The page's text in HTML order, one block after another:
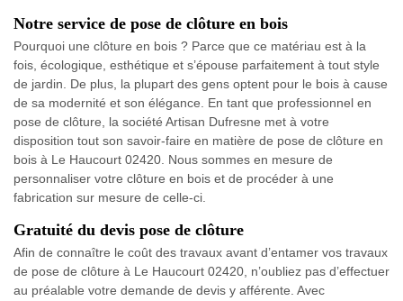
Notre service de pose de clôture en bois
Pourquoi une clôture en bois ? Parce que ce matériau est à la
fois, écologique, esthétique et s’épouse parfaitement à tout style
de jardin. De plus, la plupart des gens optent pour le bois à cause
de sa modernité et son élégance. En tant que professionnel en
pose de clôture, la société Artisan Dufresne met à votre
disposition tout son savoir-faire en matière de pose de clôture en
bois à Le Haucourt 02420. Nous sommes en mesure de
personnaliser votre clôture en bois et de procéder à une
fabrication sur mesure de celle-ci.
Gratuité du devis pose de clôture
Afin de connaître le coût des travaux avant d’entamer vos travaux
de pose de clôture à Le Haucourt 02420, n’oubliez pas d’effectuer
au préalable votre demande de devis y afférente. Avec